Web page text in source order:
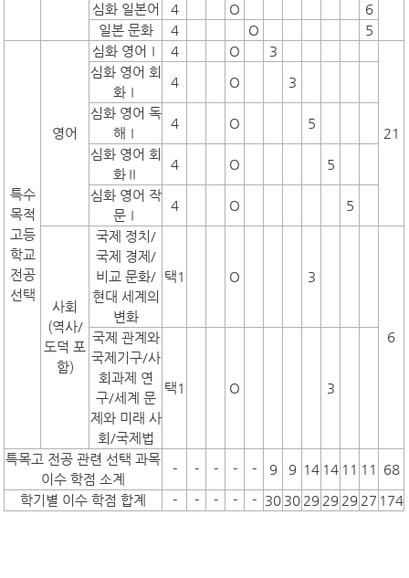
심화 일본어
4 O
6
일본 문화
4 O 5
특수
목적
고등
학교
전공
선택
영어
심화 영어Ⅰ 4 O 3
21
심화 영어 회
화Ⅰ
4 O
3
심화 영어 독
해Ⅰ
4 O
5
심화 영어 회
화Ⅱ
4 O
5
심화 영어 작
문Ⅰ
4 O 5
사회
(역사/
도덕 포
함)
국제 정치/
국제 경제/
비교 문화/
현대 세계의
변화
택1 O 3
6
국제 관계와
국제기구/사
회과제 연
구/세계 문
제와 미래 사
회/국제법
택1 O 3
특목고 전공 관련 선택 과목
이수 학점 소계
- - - - - 9 9 14 14 11 11
68
학기별 이수 학점 합계
- - - - - 30 30 29 29 29 27 174